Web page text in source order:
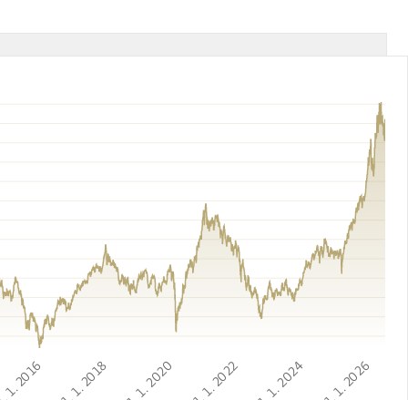
2016 1. 1. 2018 1. 1. 2020 1. 1. 2022 1. 1. 2024 1. 1. 2026